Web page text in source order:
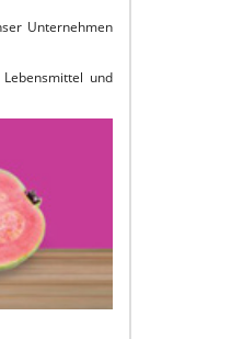
Unternehmen
und